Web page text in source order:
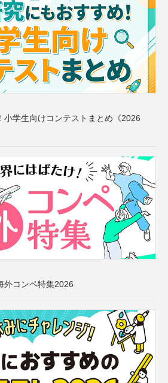
小学生向けコンテストまとめ《2026
外コンペ特集2026